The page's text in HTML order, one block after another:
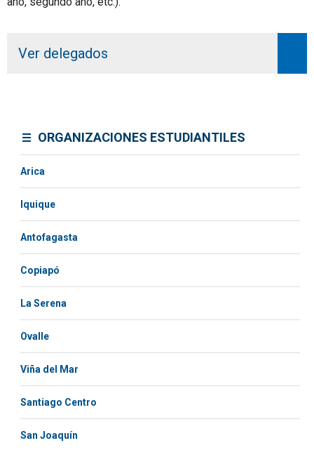
Ver delegados
ORGANIZACIONES ESTUDIANTILES
Arica
Iquique
Antofagasta
Copiapó
La Serena
Ovalle
Viña del Mar
Santiago Centro
San Joaquín